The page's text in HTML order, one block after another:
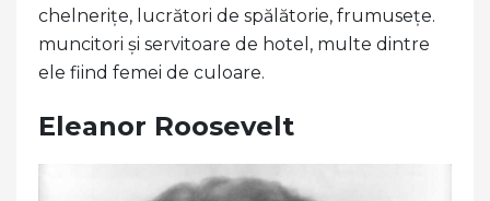
chelnerițe, lucrători de spălătorie, frumusețe.
muncitori și servitoare de hotel, multe dintre
ele fiind femei de culoare.
Eleanor Roosevelt